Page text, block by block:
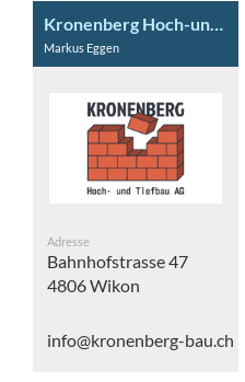
Kronenberg Hoch-und Tiefbau AG
Markus Eggen
Adresse
Bahnhofstrasse 47
4806 Wikon
info@kronenberg-bau.ch